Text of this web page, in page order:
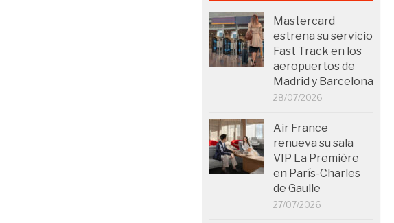
Mastercard
estrena su servicio
Fast Track en los
aeropuertos de
Madrid y Barcelona
28/07/2026
Air France
renueva su sala
VIP La Première
en París-Charles
de Gaulle
27/07/2026